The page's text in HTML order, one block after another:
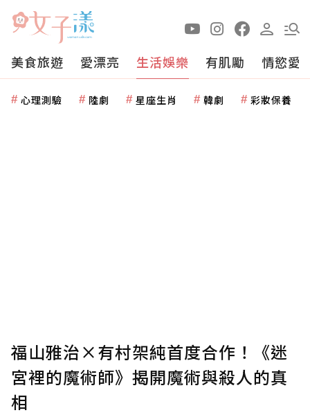
美食旅遊 愛漂亮 生活娛樂 有肌勵 情慾愛
心理測驗 陸劇 星座生肖 韓劇 彩妝保養
福山雅治×有村架純首度合作！《迷
宮裡的魔術師》揭開魔術與殺人的真
相